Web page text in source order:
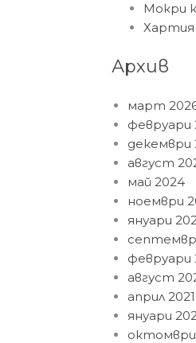
Мокри
Хартия
Архив
март
февруари
декември
август
май 2024
ноември
януари
февруари
август
април 2021
януари
октомври